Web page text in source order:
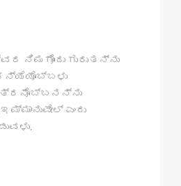
ನಿಮಗೊಂದು ಗುರುತನ್ನು
ಕನ್ಯೆಯೊಬ್ಬಳು
ಎಂದು